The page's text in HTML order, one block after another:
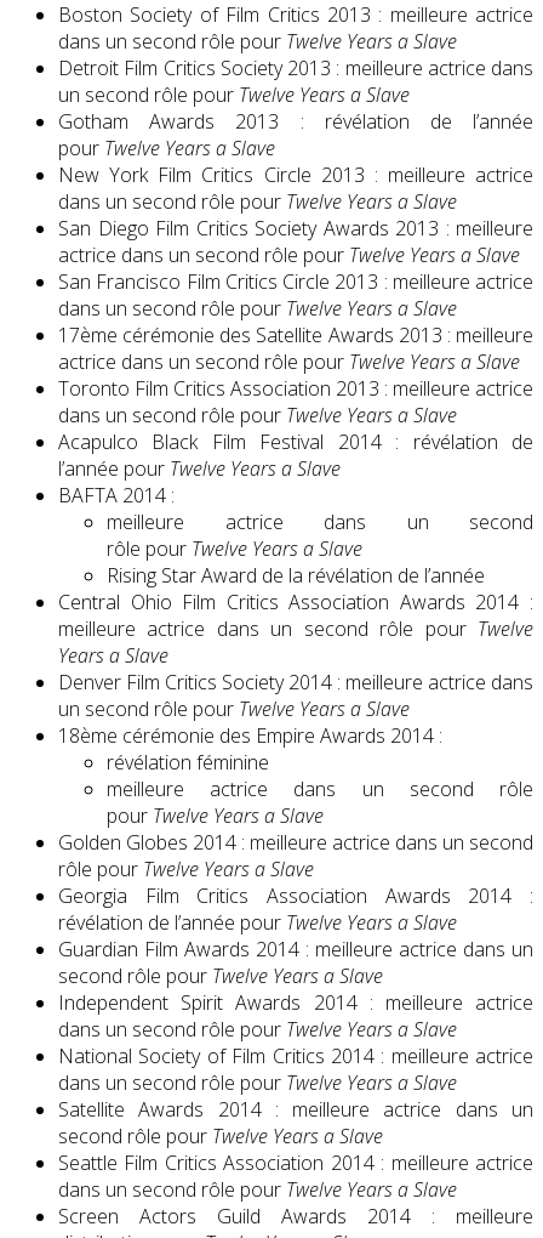
Boston Society of Film Critics 2013 : meilleure actrice
dans un second rôle pour Twelve Years a Slave
Detroit Film Critics Society 2013 : meilleure actrice dans
un second rôle pour Twelve Years a Slave
Gotham Awards 2013 : révélation de l’année
pour Twelve Years a Slave
New York Film Critics Circle 2013 : meilleure actrice
dans un second rôle pour Twelve Years a Slave
San Diego Film Critics Society Awards 2013 : meilleure
actrice dans un second rôle pour Twelve Years a Slave
San Francisco Film Critics Circle 2013 : meilleure actrice
dans un second rôle pour Twelve Years a Slave
17ème cérémonie des Satellite Awards 2013 : meilleure
actrice dans un second rôle pour Twelve Years a Slave
Toronto Film Critics Association 2013 : meilleure actrice
dans un second rôle pour Twelve Years a Slave
Acapulco Black Film Festival 2014 : révélation de
l’année pour Twelve Years a Slave
BAFTA 2014 :
meilleure actrice dans un second
rôle pour Twelve Years a Slave
Rising Star Award de la révélation de l’année
Central Ohio Film Critics Association Awards 2014 :
meilleure actrice dans un second rôle pour Twelve
Years a Slave
Denver Film Critics Society 2014 : meilleure actrice dans
un second rôle pour Twelve Years a Slave
18ème cérémonie des Empire Awards 2014 :
révélation féminine
meilleure actrice dans un second rôle
pour Twelve Years a Slave
Golden Globes 2014 : meilleure actrice dans un second
rôle pour Twelve Years a Slave
Georgia Film Critics Association Awards 2014 :
révélation de l’année pour Twelve Years a Slave
Guardian Film Awards 2014 : meilleure actrice dans un
second rôle pour Twelve Years a Slave
Independent Spirit Awards 2014 : meilleure actrice
dans un second rôle pour Twelve Years a Slave
National Society of Film Critics 2014 : meilleure actrice
dans un second rôle pour Twelve Years a Slave
Satellite Awards 2014 : meilleure actrice dans un
second rôle pour Twelve Years a Slave
Seattle Film Critics Association 2014 : meilleure actrice
dans un second rôle pour Twelve Years a Slave
Screen Actors Guild Awards 2014 : meilleure